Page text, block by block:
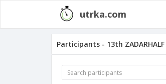
utrka.com
Participants - 13th